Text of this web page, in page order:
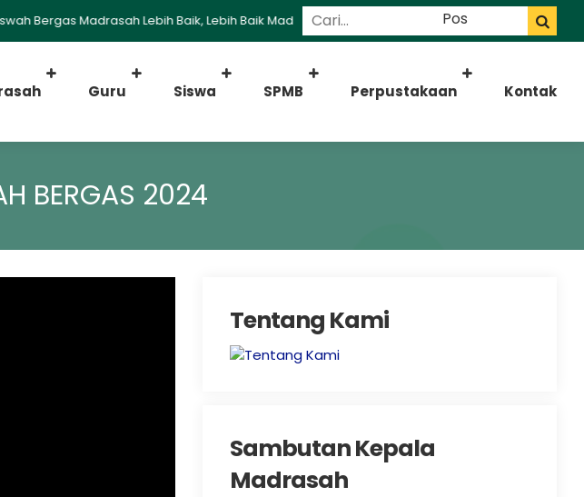
Madrasah Lebih Baik, Lebih Baik Madrasah
Guru Siswa SPMB Perpustakaan Kontak
BERGAS 2024
Tentang Kami
Sambutan Kepala
Madrasah